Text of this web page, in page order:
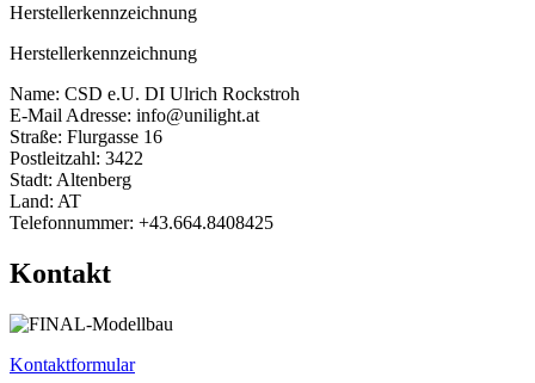
Herstellerkennzeichnung
Herstellerkennzeichnung
Name: CSD e.U. DI Ulrich Rockstroh
E-Mail Adresse: info@unilight.at
Straße: Flurgasse 16
Postleitzahl: 3422
Stadt: Altenberg
Land: AT
Telefonnummer: +43.664.8408425
Kontakt
Kontaktformular